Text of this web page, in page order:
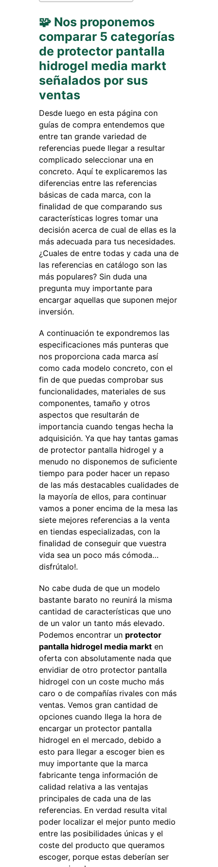
🧩 Nos proponemos
comparar 5 categorías
de protector pantalla
hidrogel media markt
señalados por sus
ventas
Desde luego en esta página con
guías de compra entendemos que
entre tan grande variedad de
referencias puede llegar a resultar
complicado seleccionar una en
concreto. Aquí te explicaremos las
diferencias entre las referencias
básicas de cada marca, con la
finalidad de que comparando sus
características logres tomar una
decisión acerca de cual de ellas es la
más adecuada para tus necesidades.
¿Cuales de entre todas y cada una de
las referencias en catálogo son las
más populares? Sin duda una
pregunta muy importante para
encargar aquellas que suponen mejor
inversión.
A continuación te expondremos las
especificaciones más punteras que
nos proporciona cada marca así
como cada modelo concreto, con el
fin de que puedas comprobar sus
funcionalidades, materiales de sus
componentes, tamaño y otros
aspectos que resultarán de
importancia cuando tengas hecha la
adquisición. Ya que hay tantas gamas
de protector pantalla hidrogel y a
menudo no disponemos de suficiente
tiempo para poder hacer un repaso
de las más destacables cualidades de
la mayoría de ellos, para continuar
vamos a poner encima de la mesa las
siete mejores referencias a la venta
en tiendas especializadas, con la
finalidad de conseguir que vuestra
vida sea un poco más cómoda…
disfrútalo!.
No cabe duda de que un modelo
bastante barato no reunirá la misma
cantidad de características que uno
de un valor un tanto más elevado.
Podemos encontrar un protector
pantalla hidrogel media markt en
oferta con absolutamente nada que
envidiar de otro protector pantalla
hidrogel con un coste mucho más
caro o de compañías rivales con más
ventas. Vemos gran cantidad de
opciones cuando llega la hora de
encargar un protector pantalla
hidrogel en el mercado, debido a
esto para llegar a escoger bien es
muy importante que la marca
fabricante tenga información de
calidad relativa a las ventajas
principales de cada una de las
referencias. En verdad resulta vital
poder localizar el mejor punto medio
entre las posibilidades únicas y el
coste del producto que queramos
escoger, porque estas deberían ser